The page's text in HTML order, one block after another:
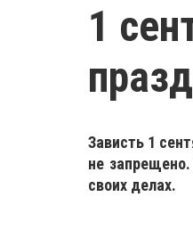
1
Зависть 1
не
своих делах.